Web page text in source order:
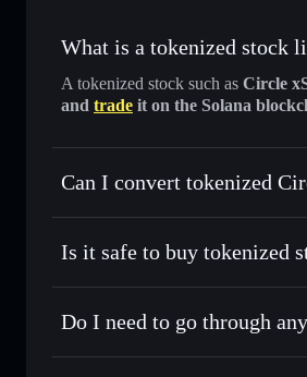
What is a tokenized stock
A tokenized stock such as Circle
and trade it on the Solana
Can I convert tokenized
Circle
Is it safe to buy tokenized
Do I need to go through